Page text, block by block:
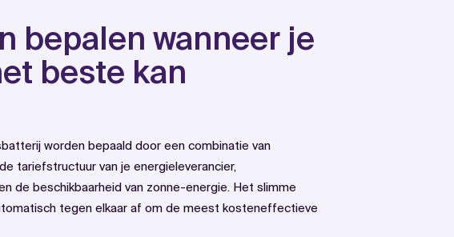
bepalen wanneer je
beste kan
worden bepaald door een combinatie van
tariefstructuur van je energieleverancier,
de beschikbaarheid van zonne-energie. Het slimme
tegen elkaar af om de meest kosteneffectieve